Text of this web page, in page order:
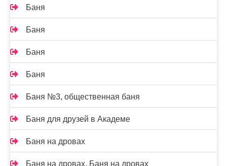
Баня
Баня
Баня
Баня
Баня №3, общественная баня
Баня для друзей в Академе
Баня на дровах
Баня на дровах, Баня на дровах